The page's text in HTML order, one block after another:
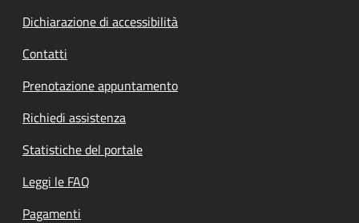
Dichiarazione di accessibilità
Contatti
Prenotazione appuntamento
Richiedi assistenza
Statistiche del portale
Leggi le FAQ
Pagamenti